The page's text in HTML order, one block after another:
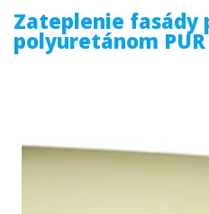
Zateplenie fasády
polyuretánom